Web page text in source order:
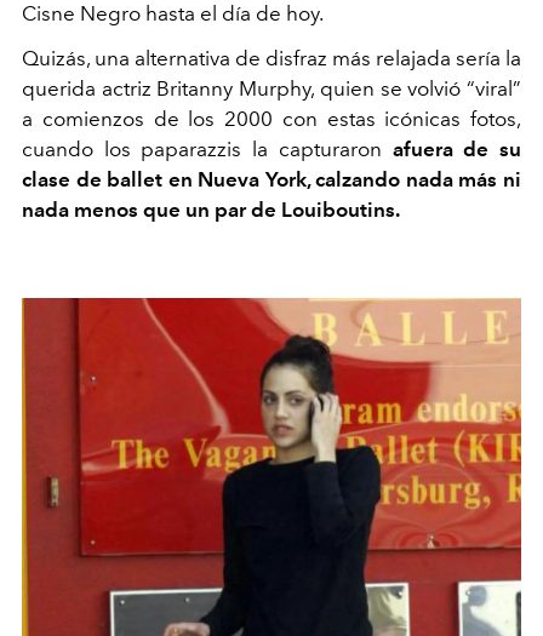
Cisne Negro hasta el día de hoy.
Quizás, una alternativa de disfraz más relajada sería la
querida actriz Britanny Murphy, quien se volvió “viral”
a comienzos de los 2000 con estas icónicas fotos,
cuando los paparazzis la capturaron afuera de su
clase de ballet en Nueva York, calzando nada más ni
nada menos que un par de Louiboutins.